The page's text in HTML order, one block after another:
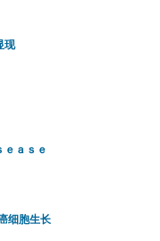
现
ａｓｅ
细胞生长